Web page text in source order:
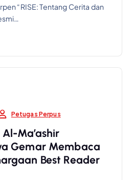
“RISE: Tentang Cerita dan
Petugas Perpus
Ma’ashir
Gemar Membaca
Best Reader